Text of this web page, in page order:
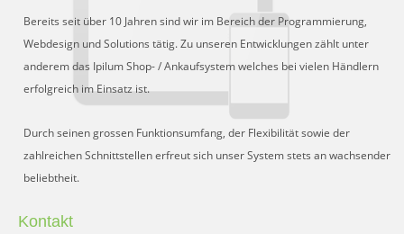
Bereits seit über 10 Jahren sind wir im Bereich der Programmierung,
Webdesign und Solutions tätig. Zu unseren Entwicklungen zählt unter
anderem das Ipilum Shop- / Ankaufsystem welches bei vielen Händlern
erfolgreich im Einsatz ist.
Durch seinen grossen Funktionsumfang, der Flexibilität sowie der
zahlreichen Schnittstellen erfreut sich unser System stets an wachsender
beliebtheit.
Kontakt